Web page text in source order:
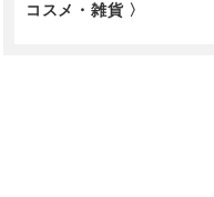
コスメ・雑貨 〉